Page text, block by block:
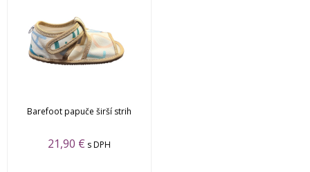
Barefoot papuče širší strih
21,90 € s DPH